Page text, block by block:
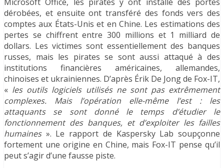
dérobées, et ensuite ont transféré des fonds vers des
comptes aux États-Unis et en Chine. Les estimations des
pertes se chiffrent entre 300 millions et 1 milliard de
dollars. Les victimes sont essentiellement des banques
russes, mais les pirates se sont aussi attaqué à des
institutions financières américaines, allemandes,
chinoises et ukrainiennes. D’après Érik De Jong de Fox-IT,
« les outils logiciels utilisés ne sont pas extrêmement
complexes. Mais l’opération elle-même l’est : les
attaquants se sont donné le temps d’étudier le
fonctionnement des banques, et d’exploiter les failles
humaines». Le rapport de Kaspersky Lab soupçonne
fortement une origine en Chine, mais Fox-IT pense qu’il
peut s’agir d’une fausse piste.